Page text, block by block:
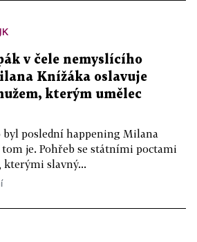
v čele nemyslícího
Knížáka oslavuje
kterým umělec
poslední happening Milana
je. Pohřeb se státními poctami
slavný...